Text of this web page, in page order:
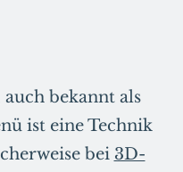
bekannt als
ist eine Technik
bei 3D-